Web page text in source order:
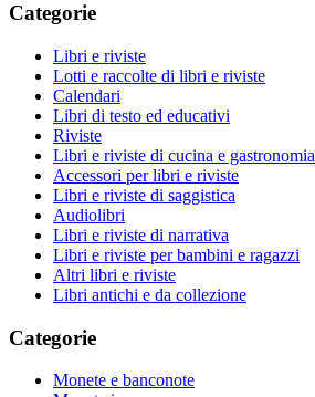
Categorie
Libri e riviste
Lotti e raccolte di libri e riviste
Calendari
Libri di testo ed educativi
Riviste
Libri e riviste di cucina e gastronomia
Accessori per libri e riviste
Libri e riviste di saggistica
Audiolibri
Libri e riviste di narrativa
Libri e riviste per bambini e ragazzi
Altri libri e riviste
Libri antichi e da collezione
Categorie
Monete e banconote